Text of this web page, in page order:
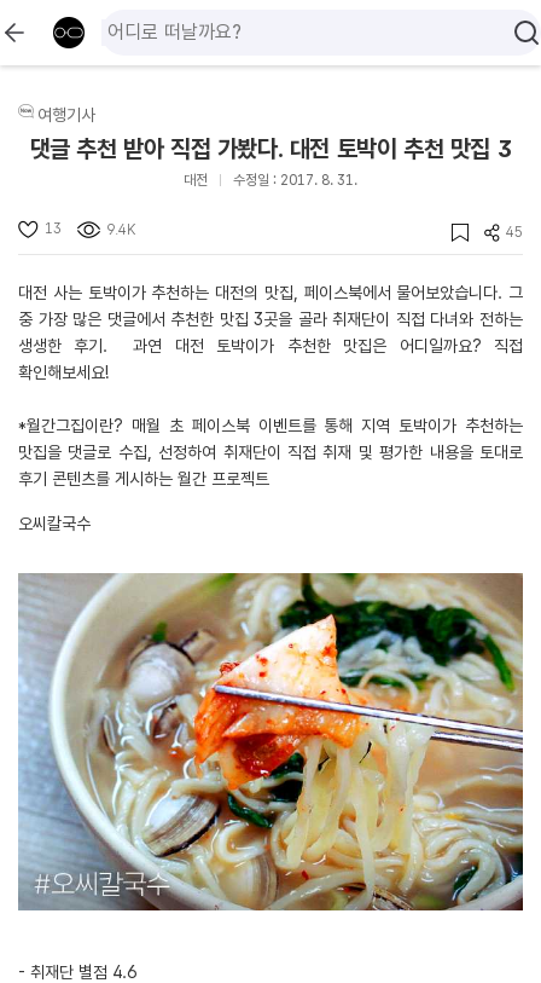
여행기사
댓글 추천 받아 직접 가봤다. 대전 토박이 추천 맛집 3
대전 수정일 : 2017. 8. 31.
13 9.4K 45
대전 사는 토박이가 추천하는 대전의 맛집, 페이스북에서 물어보았습니다. 그
중 가장 많은 댓글에서 추천한 맛집 3곳을 골라 취재단이 직접 다녀와 전하는
생생한 후기. 과연 대전 토박이가 추천한 맛집은 어디일까요? 직접
확인해보세요!
*월간그집이란? 매월 초 페이스북 이벤트를 통해 지역 토박이가 추천하는
맛집을 댓글로 수집, 선정하여 취재단이 직접 취재 및 평가한 내용을 토대로
후기 콘텐츠를 게시하는 월간 프로젝트
오씨칼국수
- 취재단 별점 4.6